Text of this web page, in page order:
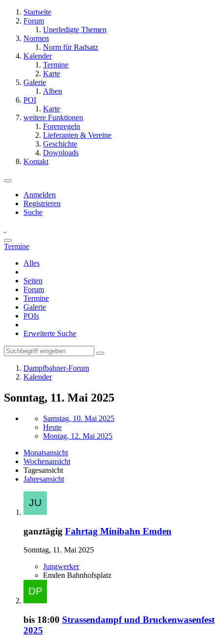
Startseite
Forum
Unerledigte Themen
Normen
Norm für Radsatz
Kalender
Termine
Karte
Galerie
Alben
POI
Karte
weitere Funktionen
Forenregeln
Lieferanten & Vereine
Geschichte
Downloads
Kontakt
Anmelden
Registrieren
Suche
Termine
Alles
Seiten
Forum
Termine
Galerie
POIs
Erweiterte Suche
Dampfbahner-Forum
Kalender
Sonntag, 11. Mai 2025
Samstag, 10. Mai 2025
Heute
Montag, 12. Mai 2025
Monatsansicht
Wochenansicht
Tagesansicht
Jahresansicht
ganztägig Fahrtag Minibahn Emden
Sonntag, 11. Mai 2025
Jungwerker
Emden Bahnhofsplatz
bis 18:00 Strassendampf und Bruckenwasenfest
2025